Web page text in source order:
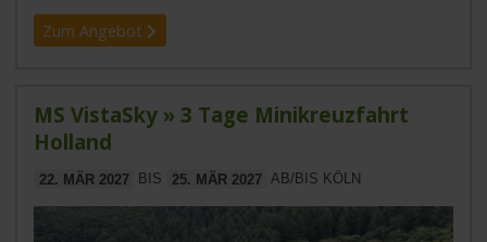
Zum Angebot
MS VistaSky » 3 Tage Minikreuzfahrt
Holland
22. MÄR 2027 BIS 25. MÄR 2027 AB/BIS KÖLN